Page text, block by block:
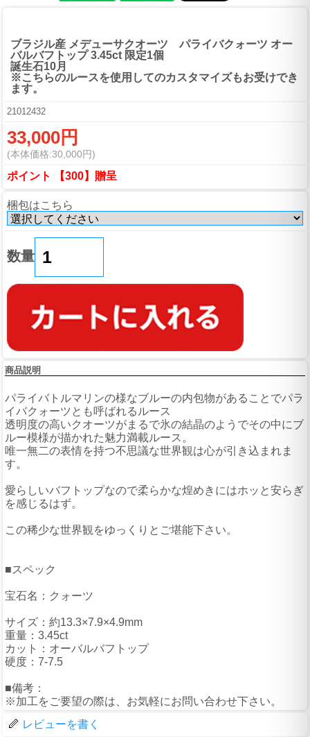
ブラジル産 メデューサクオーツ パライバクォーツ オー
バルバフトップ 3.45ct 限定1個
誕生石10月
※こちらのルースを使用してのカスタマイズもお受けでき
ます。
21012432
33,000円
(本体価格:30,000円)
ポイント 【300】贈呈
梱包はこちら
数量
商品説明
パライバトルマリンの様なブルーの内包物があることでパラ
イバクォーツとも呼ばれるルース
透明度の高いクオーツがまるで氷の結晶のようでその中にブ
ルー模様が描かれた魅力満載ルース。
唯一無二の表情を持つ不思議な世界観は心が引き込まれま
す。
愛らしいバフトップなので柔らかな煌めきにはホッと安らぎ
を感じるはず。
この稀少な世界観をゆっくりとご堪能下さい。
■スペック
宝石名：クォーツ
サイズ：約13.3×7.9×4.9mm
重量：3.45ct
カット：オーバルバフトップ
硬度：7-7.5
■備考：
※加工をご要望の際は、お気軽にお問い合わせ下さい。
レビューを書く